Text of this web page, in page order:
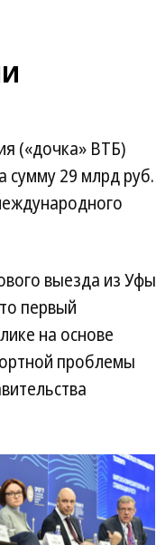
(«дочка» ВТБ)
сумму 29 млрд руб.
выезда из Уфы
первый
на основе
проблемы